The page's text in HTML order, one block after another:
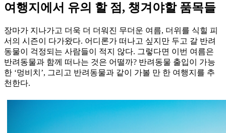
여행지에서 유의 할 점, 챙겨야할 품목들
장마가 지나가고 더욱 더 더워진 무더운 여름, 더위를 식힐 피
서의 시즌이 다가왔다. 어디론가 떠나고 싶지만 두고 갈 반려
동물이 걱정되는 사람들이 적지 않다. 그렇다면 이번 여름은
반려동물과 함께 떠나는 것은 어떨까? 반려동물 출입이 가능
한 ‘멍비치’, 그리고 반려동물과 같이 가볼 만 한 여행지를 추
천한다.